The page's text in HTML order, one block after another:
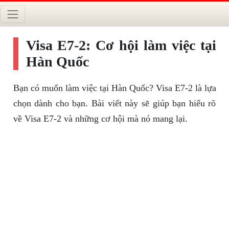
Visa E7-2: Cơ hội làm việc tại
Hàn Quốc
Bạn có muốn làm việc tại Hàn Quốc? Visa E7-2 là lựa
chọn dành cho bạn. Bài viết này sẽ giúp bạn hiểu rõ
về Visa E7-2 và những cơ hội mà nó mang lại.